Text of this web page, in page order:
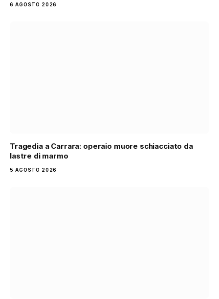
6 AGOSTO 2026
Tragedia a Carrara: operaio muore schiacciato da
lastre di marmo
5 AGOSTO 2026